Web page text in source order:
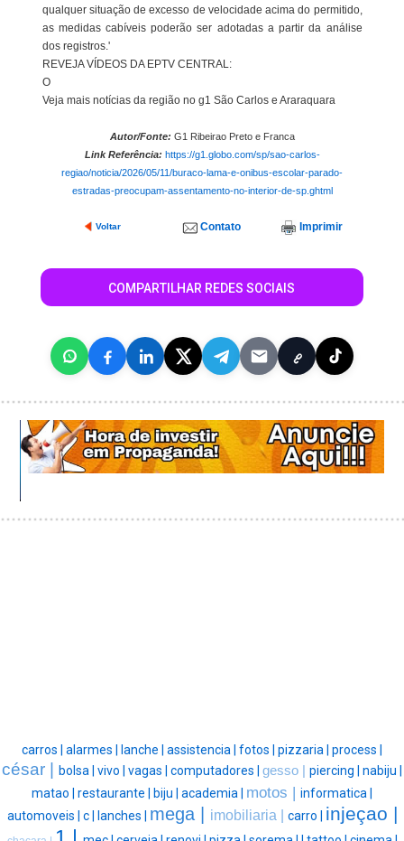
qualquer situação de excesso de velocidade acima do permitido,
as medidas cabíveis poderão ser adotadas a partir da análise
dos registros.'
REVEJA VÍDEOS DA EPTV CENTRAL:
O
Veja mais notícias da região no g1 São Carlos e Araraquara
Autor/Fonte: G1 Ribeirao Preto e Franca
Link Referência: https://g1.globo.com/sp/sao-carlos-
regiao/noticia/2026/05/11/buraco-lama-e-onibus-escolar-parado-
estradas-preocupam-assentamento-no-interior-de-sp.ghtml
Voltar Contato Imprimir
COMPARTILHAR REDES SOCIAIS
carros | alarmes | lanche | assistencia | fotos | pizzaria | process |
césar | bolsa | vivo | vagas | computadores | gesso | piercing | nabiju |
matao | restaurante | biju | academia | motos | informatica |
automoveis | c | lanches | mega | imobiliaria | carro | injeçao |